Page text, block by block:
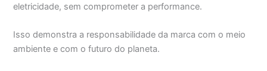
eletricidade, sem comprometer a performance.
Isso demonstra a responsabilidade da marca com o meio
ambiente e com o futuro do planeta.